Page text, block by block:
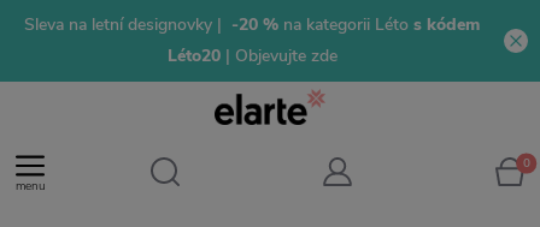
Sleva na letní designovky | -20 % na kategorii Léto s kódem
Léto20 | Objevujte zde
menu
0